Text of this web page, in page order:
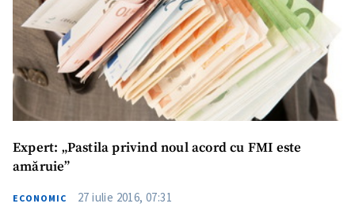
Expert: „Pastila privind noul acord cu FMI este
amăruie”
ECONOMIC 27 iulie 2016, 07:31
ȘTIREA MEA
Titlu știre
+ Adaugă titlu
Fotografie
+ Încarcă imagine